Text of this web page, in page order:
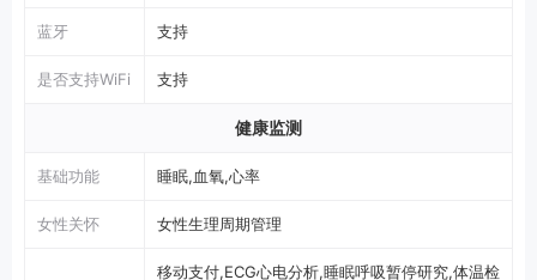
蓝牙 支持
是否支持WiFi 支持
健康监测
基础功能 睡眠,血氧,心率
女性关怀 女性生理周期管理
移动支付,ECG心电分析,睡眠呼吸暂停研究,体温检